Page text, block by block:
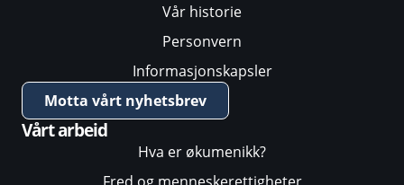
Vår historie
Personvern
Informasjonskapsler
Motta vårt nyhetsbrev
Vårt arbeid
Hva er økumenikk?
Fred og menneskerettigheter